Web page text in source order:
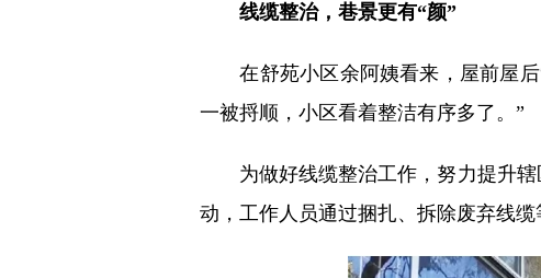
线缆整治，巷景更有“颜”
在舒苑小区余阿姨看来，屋前屋后“
一被捋顺，小区看着整洁有序多了。”
为做好线缆整治工作，努力提升辖
动，工作人员通过捆扎、拆除废弃线